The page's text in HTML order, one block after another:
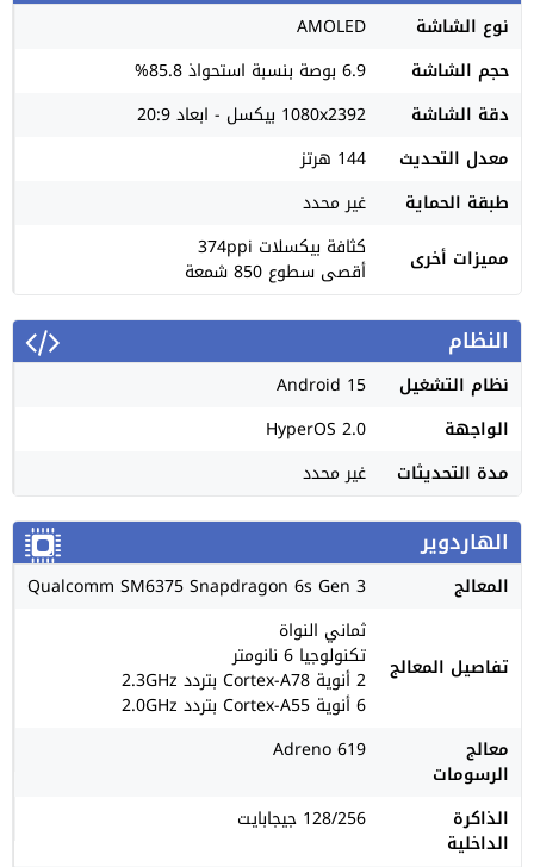
نوع الشاشة
AMOLED
حجم الشاشة
6.9 بوصة بنسبة استحواذ 85.8%
دقة الشاشة
1080x2392 بيكسل - ابعاد 20:9
معدل التحديث
144 هرتز
طبقة الحماية
غير محدد
مميزات أخرى
كثافة بيكسلات 374ppi
أقصى سطوع 850 شمعة
النظام
نظام التشغيل
Android 15
الواجهة
HyperOS 2.0
مدة التحديثات
غير محدد
الهاردوير
المعالج Qualcomm SM6375 Snapdragon 6s Gen 3
تفاصيل المعالج
ثماني النواة
تكنولوجيا 6 نانومتر
2 أنوية Cortex-A78 بتردد 2.3GHz
6 أنوية Cortex-A55 بتردد 2.0GHz
معالج
الرسومات
Adreno 619
الذاكرة
الداخلية
128/256 جيجابايت